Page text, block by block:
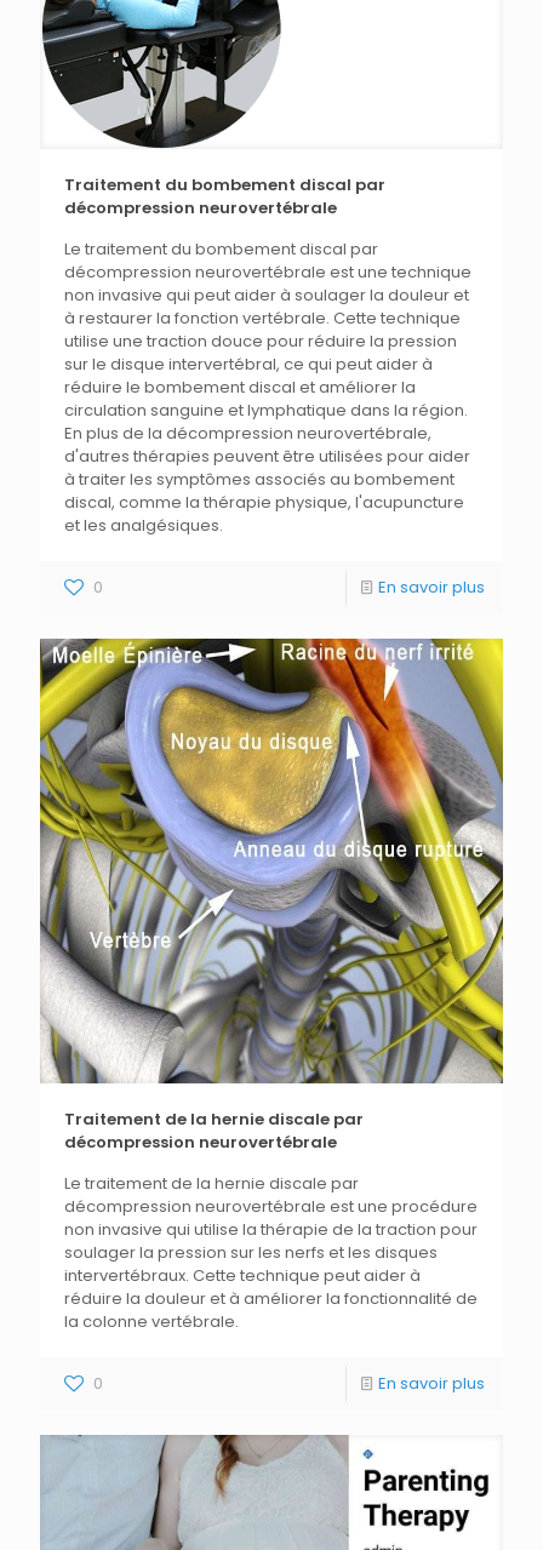
Traitement du bombement discal par
décompression neurovertébrale
Le traitement du bombement discal par
décompression neurovertébrale est une technique
non invasive qui peut aider à soulager la douleur et
à restaurer la fonction vertébrale. Cette technique
utilise une traction douce pour réduire la pression
sur le disque intervertébral, ce qui peut aider à
réduire le bombement discal et améliorer la
circulation sanguine et lymphatique dans la région.
En plus de la décompression neurovertébrale,
d'autres thérapies peuvent être utilisées pour aider
à traiter les symptômes associés au bombement
discal, comme la thérapie physique, l'acupuncture
et les analgésiques.
0 En savoir plus
Traitement de la hernie discale par
décompression neurovertébrale
Le traitement de la hernie discale par
décompression neurovertébrale est une procédure
non invasive qui utilise la thérapie de la traction pour
soulager la pression sur les nerfs et les disques
intervertébraux. Cette technique peut aider à
réduire la douleur et à améliorer la fonctionnalité de
la colonne vertébrale.
0 En savoir plus